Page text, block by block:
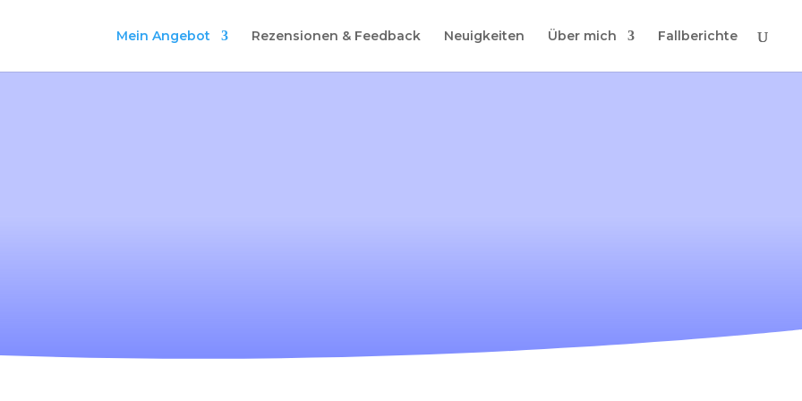
Mein Angebot Rezensionen & Feedback Neuigkeiten Über mich Fallberichte